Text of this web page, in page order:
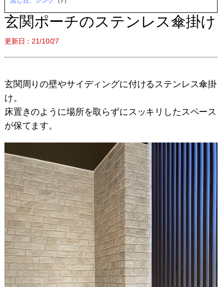
玄関ポーチのステンレス傘掛け
更新日：21/10/27
玄関周りの壁やサイディングに付けるステンレス傘掛
け。
床置きのように場所を取らずにスッキリしたスペース
が保てます。